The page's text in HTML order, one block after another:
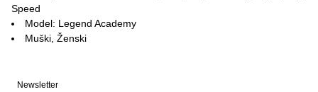
Speed
Model: Legend Academy
Muški, Ženski
Newsletter